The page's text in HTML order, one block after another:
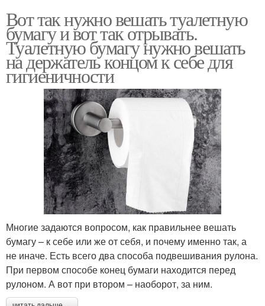
Вот так нужно вешать туалетную
бумагу и вот так отрывать.
Туалетную бумагу нужно вешать
на держатель концом к себе для
гигиеничности
Многие задаются вопросом, как правильнее вешать
бумагу – к себе или же от себя, и почему именно так, а
не иначе. Есть всего два способа подвешивания рулона.
При первом способе конец бумаги находится перед
рулоном. А вот при втором – наоборот, за ним.